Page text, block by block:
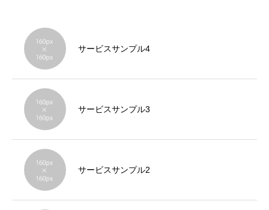
サービスサンプル4
サービスサンプル3
サービスサンプル2